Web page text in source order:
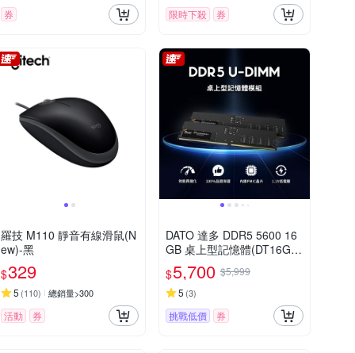
券 限時下殺 券
羅技 M110 靜音有線滑鼠(N
ew)-黑
$329
5 (110) 總銷量>300
活動 券
DATO 達多 DDR5 5600 16
GB 桌上型記憶體(DT16G5
DU56)
$5,700 $5,999
5 (3)
挑戰低價 券